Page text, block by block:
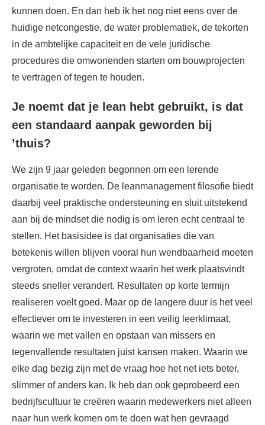
kunnen doen. En dan heb ik het nog niet eens over de
huidige netcongestie, de water problematiek, de tekorten
in de ambtelijke capaciteit en de vele juridische
procedures die omwonenden starten om bouwprojecten
te vertragen of tegen te houden.
Je noemt dat je lean hebt gebruikt, is dat
een standaard aanpak geworden bij
’thuis?
We zijn 9 jaar geleden begonnen om een lerende
organisatie te worden. De leanmanagement filosofie biedt
daarbij veel praktische ondersteuning en sluit uitstekend
aan bij de mindset die nodig is om leren echt centraal te
stellen. Het basisidee is dat organisaties die van
betekenis willen blijven vooral hun wendbaarheid moeten
vergroten, omdat de context waarin het werk plaatsvindt
steeds sneller verandert. Resultaten op korte termijn
realiseren voelt goed. Maar op de langere duur is het veel
effectiever om te investeren in een veilig leerklimaat,
waarin we met vallen en opstaan van missers en
tegenvallende resultaten juist kansen maken. Waarin we
elke dag bezig zijn met de vraag hoe het net iets beter,
slimmer of anders kan. Ik heb dan ook geprobeerd een
bedrijfscultuur te creëren waarin medewerkers niet alleen
naar hun werk komen om te doen wat hen gevraagd